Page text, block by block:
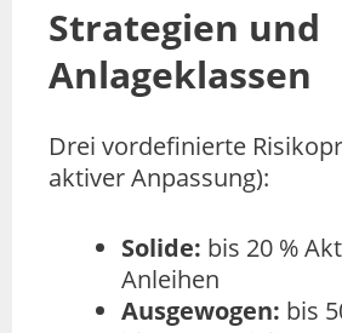
Strategien und
Anlageklassen
Drei vordefinierte
aktiver Anpassung):
Solide: bis 20 %
Anleihen
Ausgewogen: bis